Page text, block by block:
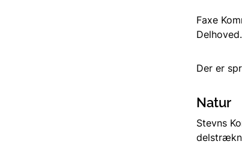
Faxe
Delhoved.
Der er
Natur
Stevns